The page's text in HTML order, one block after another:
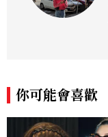
你可能會喜歡